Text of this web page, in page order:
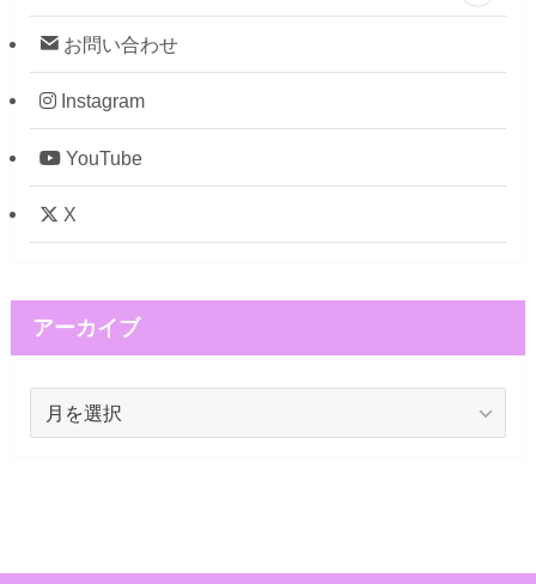
お問い合わせ
Instagram
YouTube
X
アーカイブ